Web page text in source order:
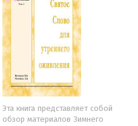
Эта книга представляет собой
обзор материалов Зимнего